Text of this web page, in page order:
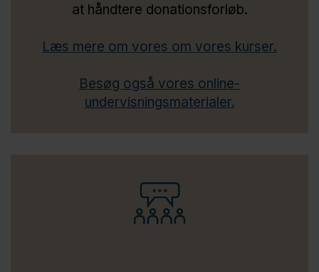
at håndtere donationsforløb.
Læs mere om vores om vores kurser.
Besøg også vores online-
undervisningsmaterialer.